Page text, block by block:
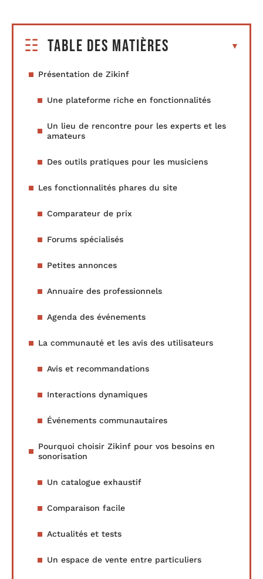
Table des matières
Présentation de Zikinf
Une plateforme riche en fonctionnalités
Un lieu de rencontre pour les experts et les
amateurs
Des outils pratiques pour les musiciens
Les fonctionnalités phares du site
Comparateur de prix
Forums spécialisés
Petites annonces
Annuaire des professionnels
Agenda des événements
La communauté et les avis des utilisateurs
Avis et recommandations
Interactions dynamiques
Événements communautaires
Pourquoi choisir Zikinf pour vos besoins en
sonorisation
Un catalogue exhaustif
Comparaison facile
Actualités et tests
Un espace de vente entre particuliers